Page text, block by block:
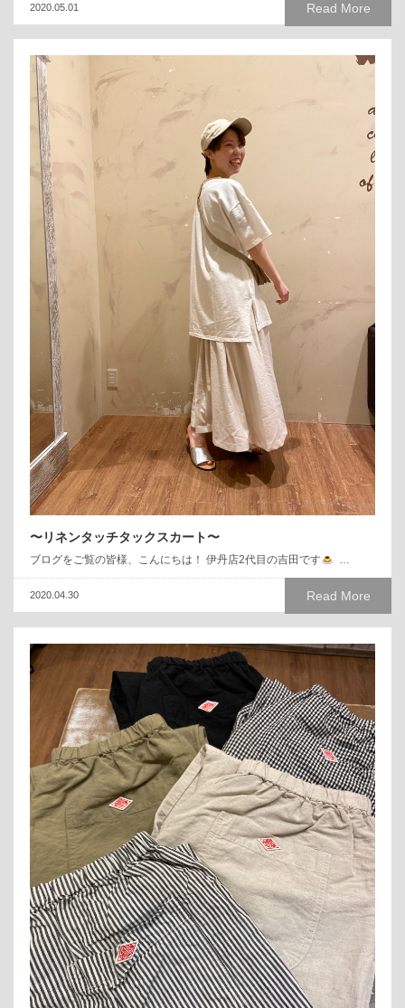
Read More
2020.05.01
〜リネンタッチタックスカート〜
ブログをご覧の皆様、こんにちは！ 伊丹店2代目の吉田です …
Read More
2020.04.30